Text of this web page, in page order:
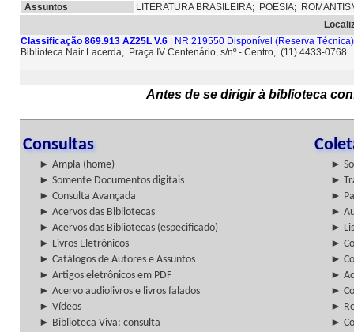
Assuntos
LITERATURA BRASILEIRA; POESIA;
Classificação 869.913 AZ25L V.6 | NR 219550 Disponível (Reserva Técnica)
Biblioteca Nair Lacerda, Praça IV Centenário, s/nº - Centro, (11) 4433-0768
Antes de se dirigir à biblioteca
Consultas
► Ampla (home)
►
► Somente Documentos digitais
►
► Consulta Avançada
►
► Acervos das Bibliotecas
►
► Acervos das Bibliotecas (especificado)
►
► Livros Eletrônicos
►
► Catálogos de Autores e Assuntos
►
► Artigos eletrônicos em PDF
►
► Acervo audiolivros e livros falados
►
► Vídeos
►
► Biblioteca Viva: consulta
►